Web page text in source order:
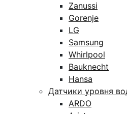
Zanussi
Gorenje
LG
Samsung
Whirlpool
Bauknecht
Hansa
Датчики уровня
ARDO